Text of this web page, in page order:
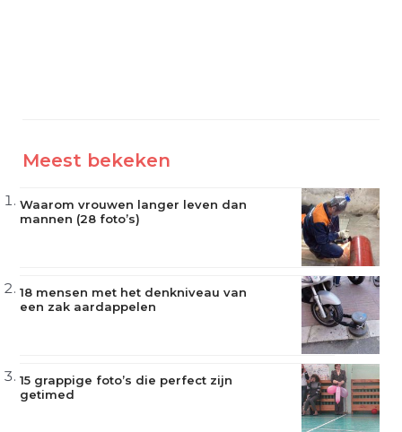
Meest bekeken
Waarom vrouwen langer leven dan
mannen (28 foto’s)
18 mensen met het denkniveau van
een zak aardappelen
15 grappige foto’s die perfect zijn
getimed